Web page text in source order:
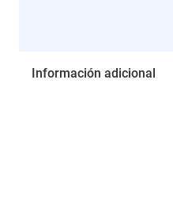
Información adicional